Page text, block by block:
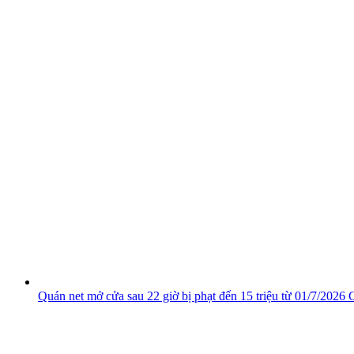
Quán net mở cửa sau 22 giờ bị phạt đến 15 triệu từ 01/7/2026